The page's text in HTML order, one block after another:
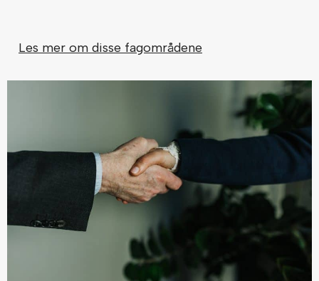
Les mer om disse fagområdene